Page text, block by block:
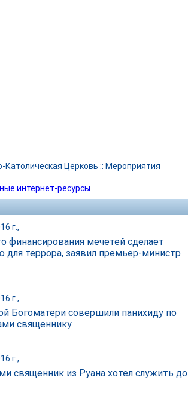
Католическая Церковь :: Мероприятия
интернет-ресурсы
г.,
финансирования мечетей сделает
террора, заявил премьер-министр
г.,
Богоматери совершили панихиду по
священнику
г.,
священник из Руана хотел служить до